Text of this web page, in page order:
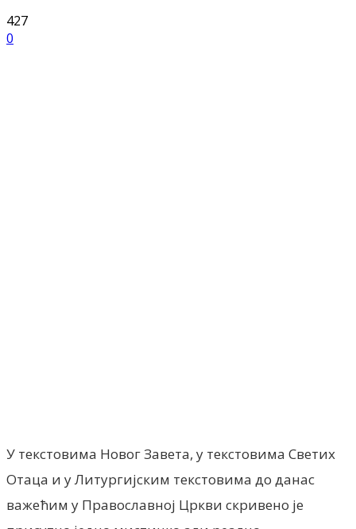
427
0
У текстовима Новог Завета, у текстовима Светих
Отаца и у Литургијским текстовима до данас
важећим у Православној Цркви скривено је